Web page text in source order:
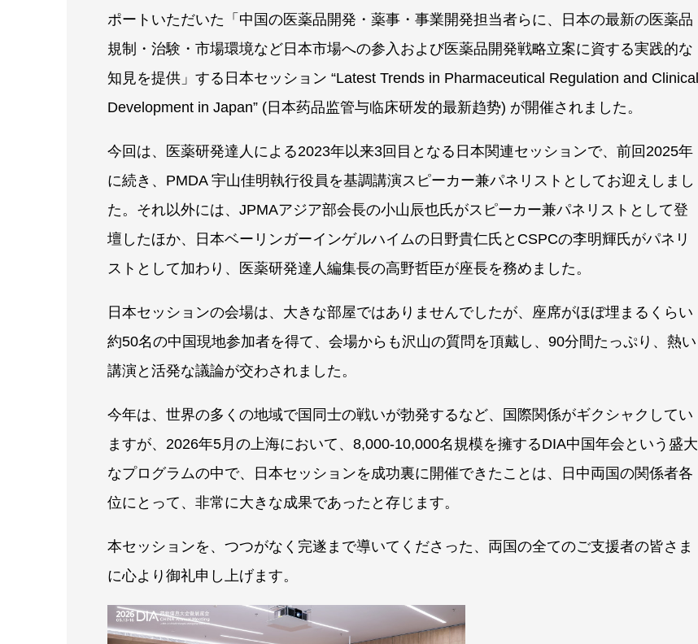
ポートいただいた「中国の医薬品開発・薬事・事業開発担当者らに、日本の最新の医薬品
規制・治験・市場環境など日本市場への参入および医薬品開発戦略立案に資する実践的な
知見を提供」する日本セッション “Latest Trends in Pharmaceutical Regulation and Clinical
Development in Japan” (日本药品监管与临床研发的最新趋势) が開催されました。
今回は、医薬研発達人による2023年以来3回目となる日本関連セッションで、前回2025年
に続き、PMDA 宇山佳明執行役員を基調講演スピーカー兼パネリストとしてお迎えしまし
た。それ以外には、JPMAアジア部会長の小山辰也氏がスピーカー兼パネリストとして登
壇したほか、日本ベーリンガーインゲルハイムの日野貴仁氏とCSPCの李明輝氏がパネリ
ストとして加わり、医薬研発達人編集長の高野哲臣が座長を務めました。
日本セッションの会場は、大きな部屋ではありませんでしたが、座席がほぼ埋まるくらい
約50名の中国現地参加者を得て、会場からも沢山の質問を頂戴し、90分間たっぷり、熱い
講演と活発な議論が交わされました。
今年は、世界の多くの地域で国同士の戦いが勃発するなど、国際関係がギクシャクしてい
ますが、2026年5月の上海において、8,000-10,000名規模を擁するDIA中国年会という盛大
なプログラムの中で、日本セッションを成功裏に開催できたことは、日中両国の関係者各
位にとって、非常に大きな成果であったと存じます。
本セッションを、つつがなく完遂まで導いてくださった、両国の全てのご支援者の皆さま
に心より御礼申し上げます。